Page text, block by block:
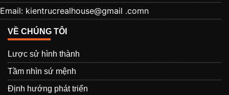
Email: kientrucrealhouse@gmail .comn
VỀ CHÚNG TÔI
Lược sử hình thành
Tầm nhìn sứ mệnh
Định hướng phát triển